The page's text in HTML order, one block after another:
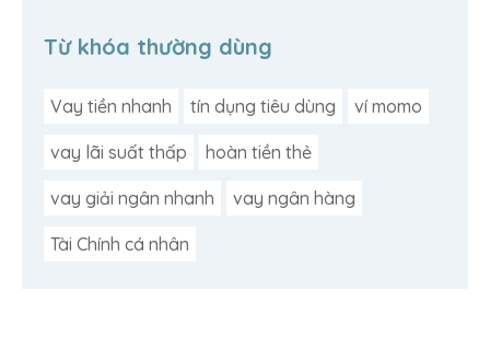
Từ khóa thường dùng
Vay tiền nhanh tín dụng tiêu dùng ví momo
vay lãi suất thấp hoàn tiền thẻ
vay giải ngân nhanh vay ngân hàng
Tài Chính cá nhân